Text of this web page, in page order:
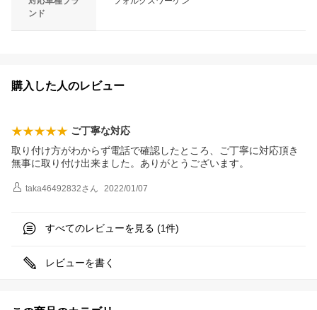
ンド
購入した人のレビュー
ご丁寧な対応
取り付け方がわからず電話で確認したところ、ご丁寧に対応頂き
無事に取り付け出来ました。ありがとうございます。
taka46492832さん 2022/01/07
すべてのレビューを見る (1 件)
レビューを書く